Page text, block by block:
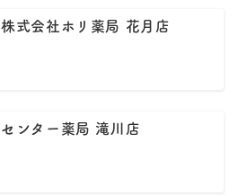
株式会社ホリ薬局 花月店
センター薬局 滝川店